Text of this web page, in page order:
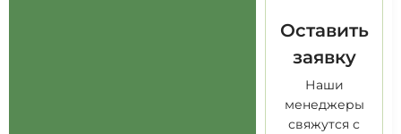
Оставить
заявку
Наши
менеджеры
свяжутся с